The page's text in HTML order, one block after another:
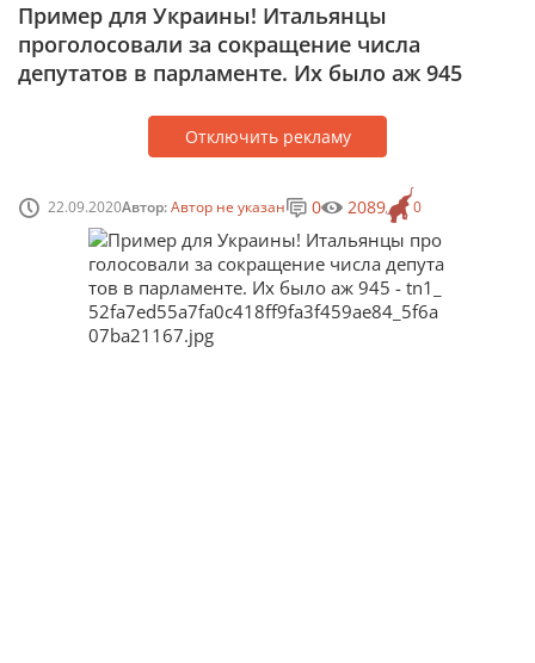
Пример для Украины! Итальянцы
проголосовали за сокращение числа
депутатов в парламенте. Их было аж 945
Отключить рекламу
22.09.2020Автор:Автор не указан 0
0 2089